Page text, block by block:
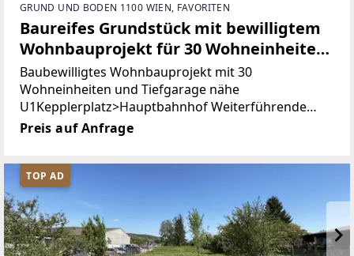
GRUND UND BODEN 1100 WIEN, FAVORITEN
Baureifes Grundstück mit bewilligtem
Wohnbauprojekt für 30 Wohneinheiten
und Tiefgarage
Baubewilligtes Wohnbauprojekt mit 30
Wohneinheiten und Tiefgarage nähe
U1Kepplerplatz>Hauptbahnhof Weiterführende
Informationen sowie Expose/Unterlagen erhalten
Sie gerne auf schriftliche Anfrage.Unsere Services I
Ihr Mehrwert
Preis auf Anfrage
TOP AD